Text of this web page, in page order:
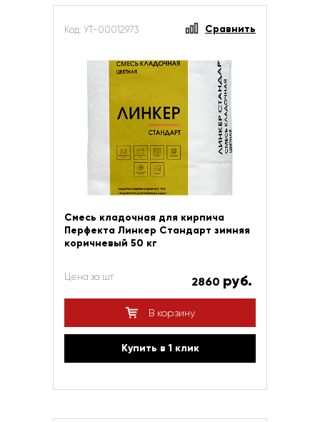
Код: УТ-00012973 Сравнить
Смесь кладочная для кирпича
Перфекта Линкер Стандарт зимняя
коричневый 50 кг
Цена за шт 2860 руб.
В корзину
Купить в 1 клик